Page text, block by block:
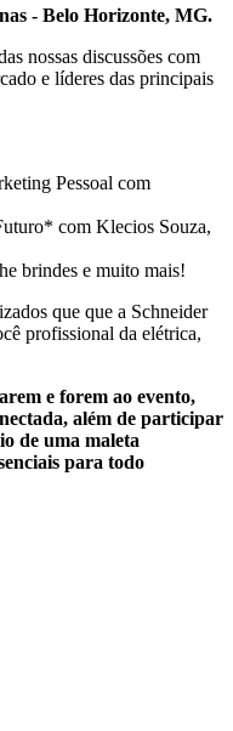
- Belo Horizonte, MG.
nossas discussões com
e líderes das principais
Pessoal com
com Klecios Souza,
brindes e muito mais!
que que a Schneider
profissional da elétrica,
e forem ao evento,
além de participar
de uma maleta
para todo